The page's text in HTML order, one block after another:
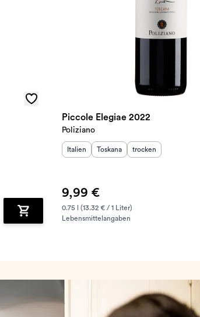
Zum Warenkorb hinzufügen
Piccole Elegiae 2022
Poliziano
Herkunftsland:
Italien Herkunftsregion:
Toskana Geschmack
trocken
9,99 €
0.75 l (13.32 € / 1 Liter)
Lebensmittelangaben